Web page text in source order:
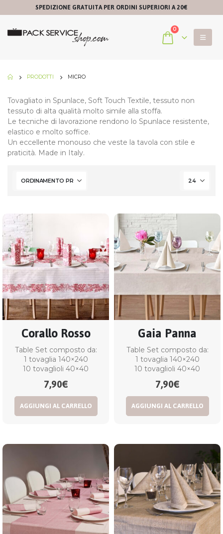
SPEDIZIONE GRATUITA PER ORDINI SUPERIORI A 20€
0
PRODOTTI MICRO
Tovagliato in Spunlace, Soft Touch Textile, tessuto non
tessuto di alta qualità molto simile alla stoffa.
Le tecniche di lavorazione rendono lo Spunlace resistente,
elastico e molto soffice.
Un eccellente monouso che veste la tavola con stile e
praticità. Made in Italy.
Corallo Rosso
Table Set composto da:
1 tovaglia 140×240
10 tovaglioli 40×40
7,90€
AGGIUNGI AL CARRELLO
Gaia Panna
Table Set composto da:
1 tovaglia 140×240
10 tovaglioli 40×40
7,90€
AGGIUNGI AL CARRELLO